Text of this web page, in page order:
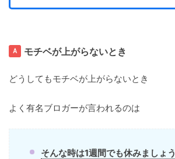
モチベが上がらないとき
どうしてもモチベが上がらないとき
よく有名ブロガーが言われるのは
そんな時は1週間でも休みましょう